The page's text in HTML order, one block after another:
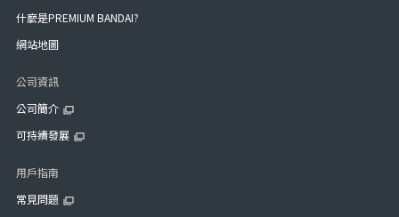
什麼是PREMIUM BANDAI?
網站地圖
公司資訊
公司簡介
可持續發展
用戶指南
常見問題